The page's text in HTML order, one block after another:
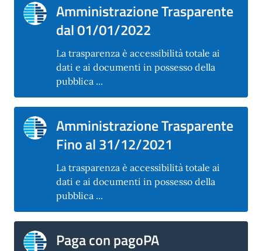
Amministrazione Trasparente
dal 01/01/2022
La trasparenza è accessibilità totale ai
dati e ai documenti in possesso della
pubblica ...
Amministrazione Trasparente
Fino al 31/12/2021
La trasparenza è accessibilità totale ai
dati e ai documenti in possesso della
pubblica ...
Paga con pagoPA